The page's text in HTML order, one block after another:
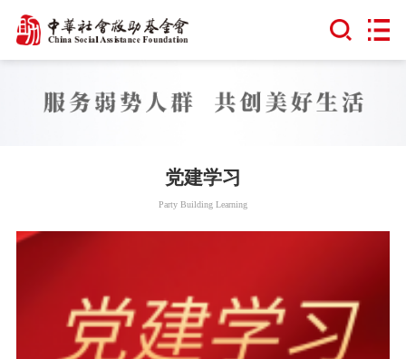
党建学习
Party Building Learning